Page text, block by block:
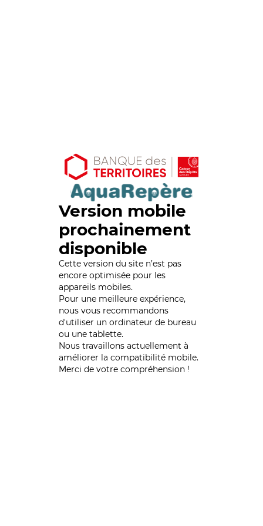
Version mobile
prochainement
disponible
Cette version du site n’est pas
encore optimisée pour les
appareils mobiles.
Pour une meilleure expérience,
nous vous recommandons
d'utiliser un ordinateur de bureau
ou une tablette.
Nous travaillons actuellement à
améliorer la compatibilité mobile.
Merci de votre compréhension !